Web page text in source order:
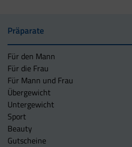
Präparate
Für den Mann
Für die Frau
Für Mann und Frau
Übergewicht
Untergewicht
Sport
Beauty
Gutscheine